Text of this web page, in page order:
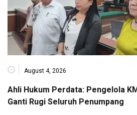
August 4, 2026
Ahli Hukum Perdata: Pengelola
Ganti Rugi Seluruh Penumpang